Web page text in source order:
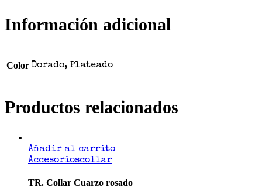
Información adicional
Color Dorado, Plateado
Productos relacionados
Añadir al carrito
Accesorioscollar
TR. Collar Cuarzo rosado